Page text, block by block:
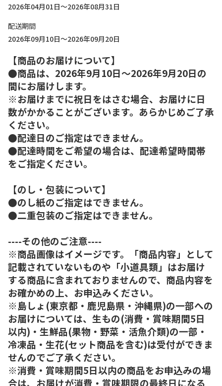
2026年04月01日～2026年08月31日
配送期間
2026年09月10日～2026年09月20日
【商品のお届けについて】
●商品は、2026年9月10日～2026年9月20日の
間にお届けします。
※お届けまでに祝日をはさむ場合、お届けに日
数がかかることがございます。あらかじめご了承
ください。
●配達日のご指定はできません。
●配達時間をご希望の場合は、配達希望時間帯
をご指定ください。
【のし・包装について】
●のし紙のご指定はできません。
●二重包装のご指定はできません。
----その他のご注意----
※商品画像はイメージです。「商品内容」として
記載されていないものや「小道具類」はお届け
する商品に含まれておりませんので、商品内容を
お確かめの上、お申込みください。
※島しょ(東京都・鹿児島県・沖縄県)の一部への
お届けについては、生もの(消費・賞味期間5日
以内)・生鮮品(果物・野菜・活魚介類)の一部・
冷凍品・生花(セット商品を含む)は受付ができま
せんのでご了承ください。
※消費・賞味期間5日以内の商品をお申込みの場
合は、お届けが消費・賞味期限の最終日になる